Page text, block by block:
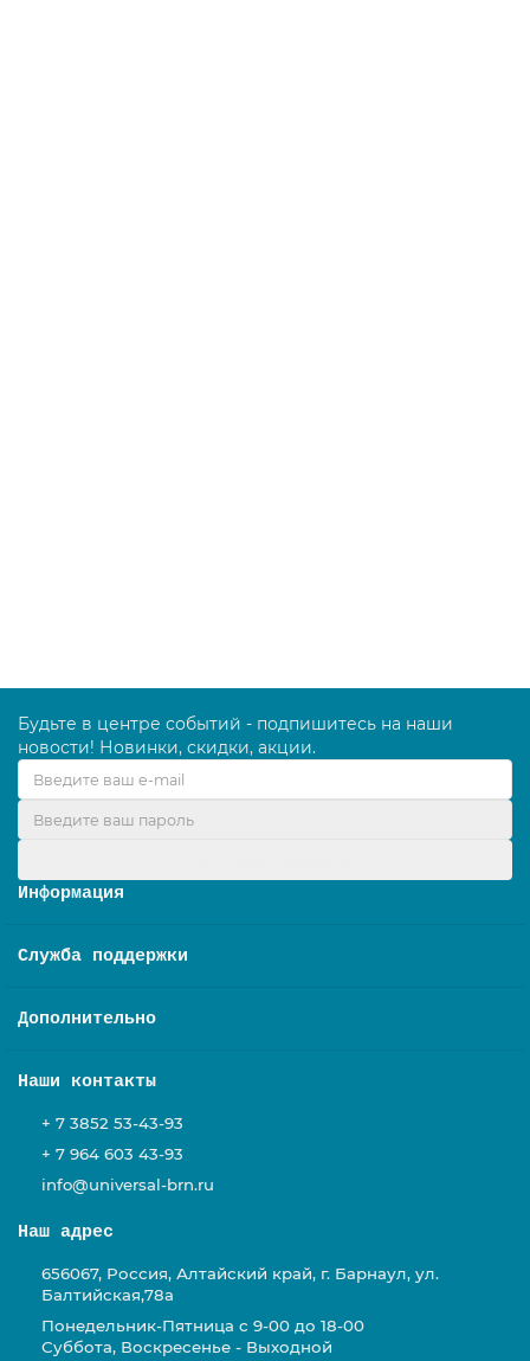
Будьте в центре событий - подпишитесь на наши
новости! Новинки, скидки, акции.
Информация
Служба поддержки
Дополнительно
Наши контакты
+ 7 3852 53-43-93
+ 7 964 603 43-93
info@universal-brn.ru
Наш адрес
656067, Россия, Алтайский край, г. Барнаул, ул.
Балтийская,78а
Понедельник-Пятница с 9-00 до 18-00
Суббота, Воскресенье - Выходной